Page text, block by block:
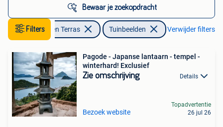
Bewaar je zoekopdracht
FiltersTuin en Terras Tuinbeelden Verwijder filters
Pagode - Japanse lantaarn - tempel -
winterhard! Exclusief
Zie omschrijving Details
Bezoek website
Topadvertentie
26 jul 26